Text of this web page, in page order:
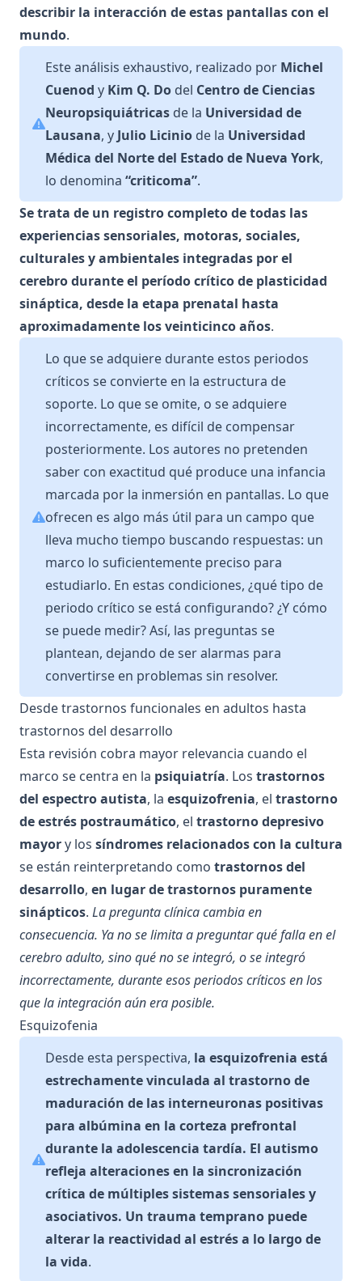
describir la interacción de estas pantallas con el
mundo.
Este análisis exhaustivo, realizado por Michel
Cuenod y Kim Q. Do del Centro de Ciencias
Neuropsiquiátricas de la Universidad de
Lausana, y Julio Licinio de la Universidad
Médica del Norte del Estado de Nueva York,
lo denomina “criticoma”.
Se trata de un registro completo de todas las
experiencias sensoriales, motoras, sociales,
culturales y ambientales integradas por el
cerebro durante el período crítico de plasticidad
sináptica, desde la etapa prenatal hasta
aproximadamente los veinticinco años.
Lo que se adquiere durante estos periodos
críticos se convierte en la estructura de
soporte. Lo que se omite, o se adquiere
incorrectamente, es difícil de compensar
posteriormente. Los autores no pretenden
saber con exactitud qué produce una infancia
marcada por la inmersión en pantallas. Lo que
ofrecen es algo más útil para un campo que
lleva mucho tiempo buscando respuestas: un
marco lo suficientemente preciso para
estudiarlo. En estas condiciones, ¿qué tipo de
periodo crítico se está configurando? ¿Y cómo
se puede medir? Así, las preguntas se
plantean, dejando de ser alarmas para
convertirse en problemas sin resolver.
Desde trastornos funcionales en adultos hasta
trastornos del desarrollo
Esta revisión cobra mayor relevancia cuando el
marco se centra en la psiquiatría. Los trastornos
del espectro autista, la esquizofrenia, el trastorno
de estrés postraumático, el trastorno depresivo
mayory los síndromes relacionados con la cultura
se están reinterpretando como trastornos del
desarrollo, en lugar de trastornos puramente
sinápticos. La pregunta clínica cambia en
consecuencia. Ya no se limita a preguntar qué falla en el
cerebro adulto, sino qué no se integró, o se integró
incorrectamente, durante esos periodos críticos en los
que la integración aún era posible.
Esquizofenia
Desde esta perspectiva, la esquizofrenia está
estrechamente vinculada al trastorno de
maduración de las interneuronas positivas
para albúmina en la corteza prefrontal
durante la adolescencia tardía. El autismo
refleja alteraciones en la sincronización
crítica de múltiples sistemas sensoriales y
asociativos. Un trauma temprano puede
alterar la reactividad al estrés a lo largo de
la vida.